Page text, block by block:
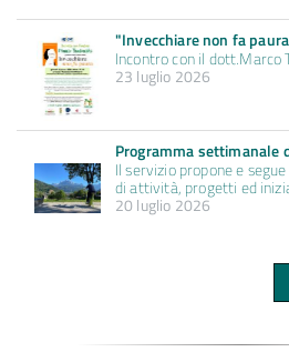
"Invecchiare non fa
Incontro con il dott.Marco
23 luglio 2026
Programma settimanale
Il servizio propone e
di attività, progetti ed
20 luglio 2026